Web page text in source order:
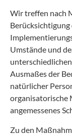
Wir treffen nach
Berücksichtigung
Umstände und
Ausmaßes der
natürlicher
organisatorische
angemessenes
Zu den